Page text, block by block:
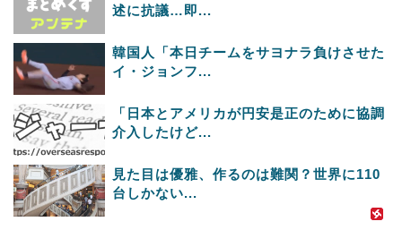
述に抗議…即...
韓国人「本日チームをサヨナラ負けさせた
イ・ジョンフ...
「日本とアメリカが円安是正のために協調
介入したけど...
見た目は優雅、作るのは難関？世界に110
台しかない...